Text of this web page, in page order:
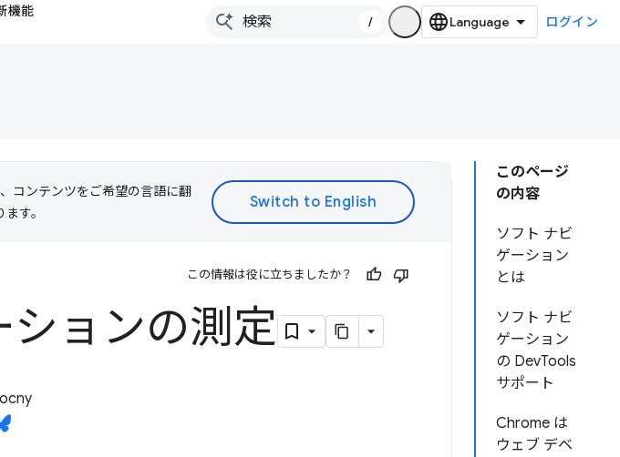
機能
/ ログイン
このページ
の内容
ソフト ナビ
ゲーション
とは
ソフト ナビ
ゲーション
の DevTools
サポート
Chrome は
ウェブ デベ
コンテンツをご希望の言語に翻
す。
この情報は役に立ちましたか？
ションの測定